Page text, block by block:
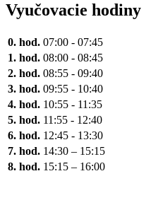
Vyučovacie hodiny
0. hod. 07:00 - 07:45
1. hod. 08:00 - 08:45
2. hod. 08:55 - 09:40
3. hod. 09:55 - 10:40
4. hod. 10:55 - 11:35
5. hod. 11:55 - 12:40
6. hod. 12:45 - 13:30
7. hod. 14:30 – 15:15
8. hod. 15:15 – 16:00